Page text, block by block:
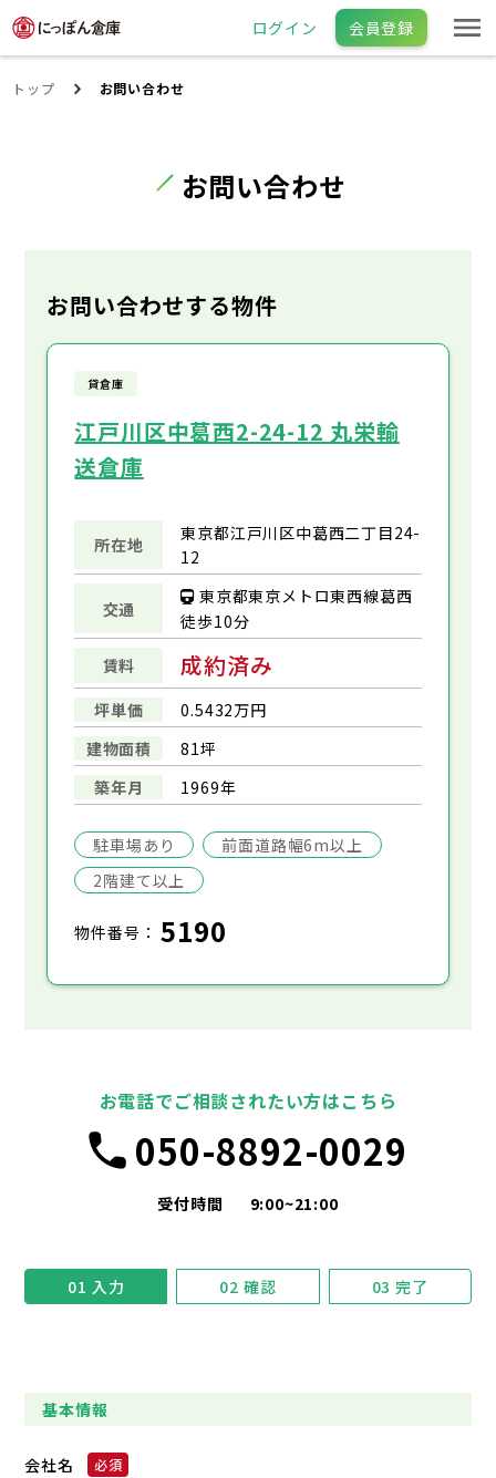
ログイン 会員登録
トップ お問い合わせ
お問い合わせ
お問い合わせする物件
貸倉庫
江戸川区中葛西2-24-12 丸栄輸
送倉庫
所在地
東京都江戸川区中葛西二丁目24-
12
交通
東京都東京メトロ東西線葛西
徒歩10分
賃料
成約済み
坪単価
0.5432万円
建物面積
81坪
築年月
1969年
駐車場あり
前面道路幅6m以上
2階建て以上
物件番号： 5190
お電話でご相談されたい方はこちら
050-8892-0029
受付時間 9:00~21:00
01 入力 02 確認 03 完了
基本情報
会社名